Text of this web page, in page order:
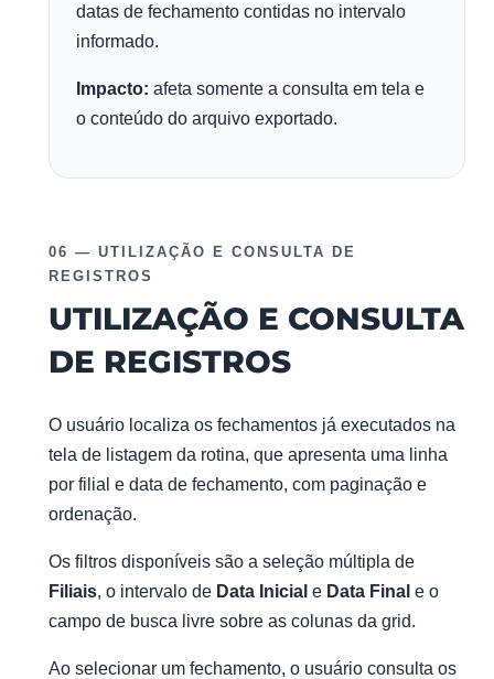
datas de fechamento contidas no intervalo
informado.
Impacto: afeta somente a consulta em tela e
o conteúdo do arquivo exportado.
06 — UTILIZAÇÃO E CONSULTA DE
REGISTROS
UTILIZAÇÃO E CONSULTA
DE REGISTROS
O usuário localiza os fechamentos já executados na
tela de listagem da rotina, que apresenta uma linha
por filial e data de fechamento, com paginação e
ordenação.
Os filtros disponíveis são a seleção múltipla de
Filiais, o intervalo de Data Inicial e Data Final e o
campo de busca livre sobre as colunas da grid.
Ao selecionar um fechamento, o usuário consulta os